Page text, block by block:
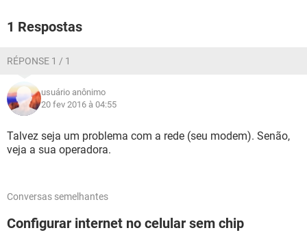
1 Respostas
RÉPONSE 1 / 1
usuário anônimo
20 fev 2016 à 04:55
Talvez seja um problema com a rede (seu modem). Senão,
veja a sua operadora.
Conversas semelhantes
Configurar internet no celular sem chip